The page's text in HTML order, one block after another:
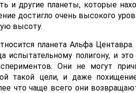
и другие планеты, которые
достигло очень высокого
высоту.
планета Альфа
испытательному полигону, и
Они не могут
такой цели, и даже
что чаще всего они